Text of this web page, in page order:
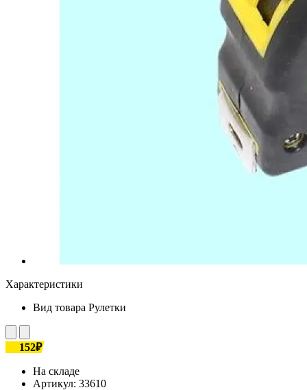
Характеристики
Вид товара Рулетки
152₽
На складе
Артикул: 33610